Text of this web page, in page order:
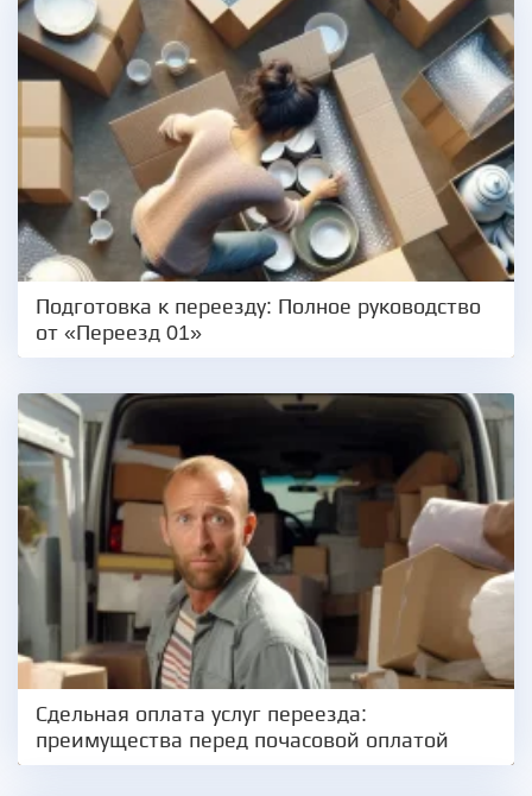
Подготовка к переезду: Полное руководство
от «Переезд 01»
Сдельная оплата услуг переезда:
преимущества перед почасовой оплатой